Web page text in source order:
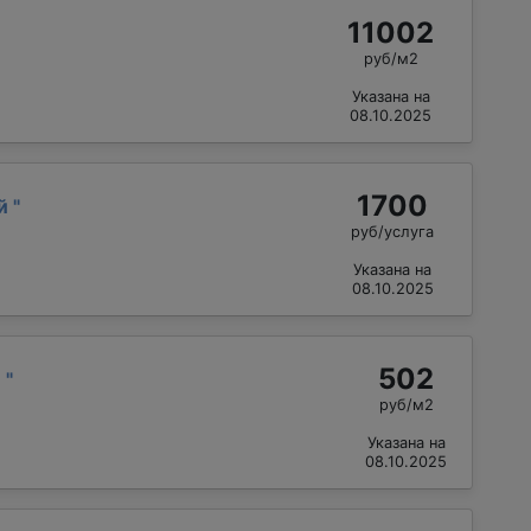
11002
руб/м2
Указана на
08.10.2025
" 1700
руб/услуга
Указана на
08.10.2025
" 502
руб/м2
Указана на
08.10.2025